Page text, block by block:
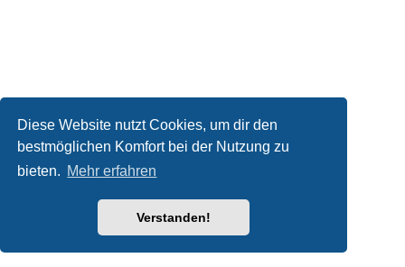
Diese Website nutzt Cookies, um dir den
bestmöglichen Komfort bei der Nutzung zu
bieten. Mehr erfahren
Verstanden!